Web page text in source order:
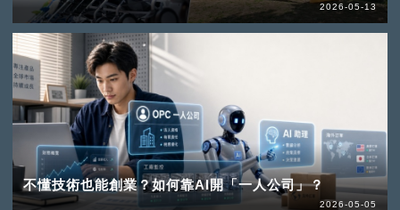
2026-05-13
不懂技術也能創業？如何靠AI開「一人公司」？
2026-05-05